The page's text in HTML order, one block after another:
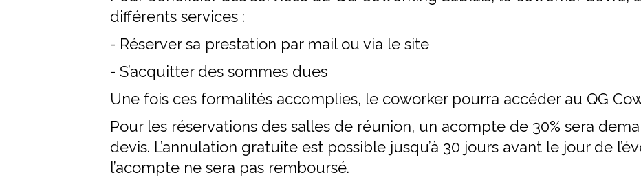
différents services :
- Réserver sa prestation par mail ou via le site
- S’acquitter des sommes dues
Une fois ces formalités accomplies, le coworker pourra accéder au QG
Pour les réservations des salles de réunion, un acompte de 30% sera
devis. L’annulation gratuite est possible jusqu’à 30 jours avant le jour de
l’acompte ne sera pas remboursé.